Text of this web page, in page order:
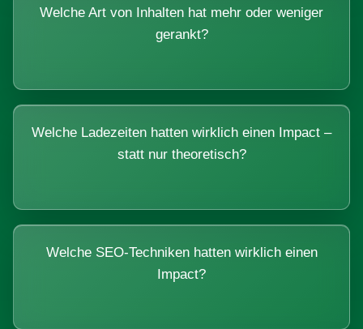
Welche Art von Inhalten hat mehr oder weniger
gerankt?
Welche Ladezeiten hatten wirklich einen Impact –
statt nur theoretisch?
Welche SEO-Techniken hatten wirklich einen
Impact?